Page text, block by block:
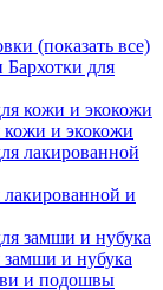
(показать все)
Бархотки для
и экокожи
и
и нубука